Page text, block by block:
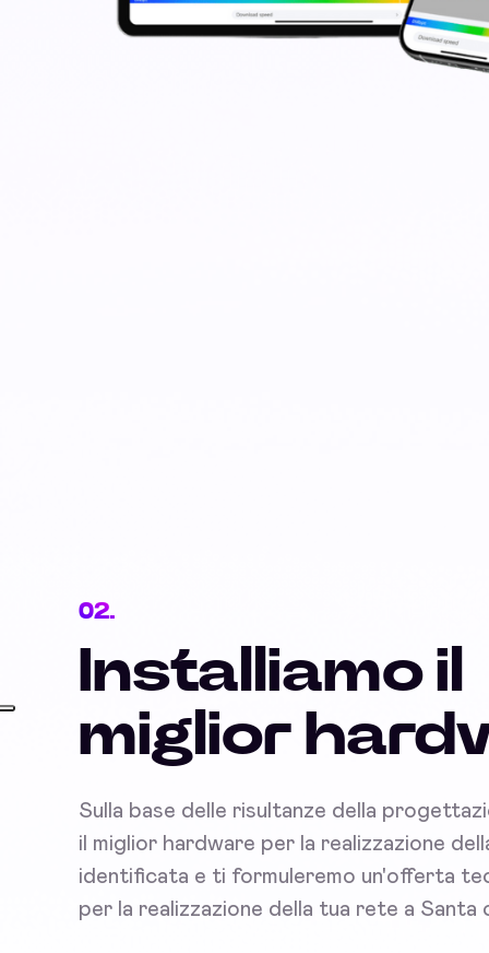
02.
Installiamo il
miglior
Sulla base delle risultanze della
il miglior hardware per la realizzazione
identificata e ti formuleremo un'offerta
per la realizzazione della tua rete a Santa